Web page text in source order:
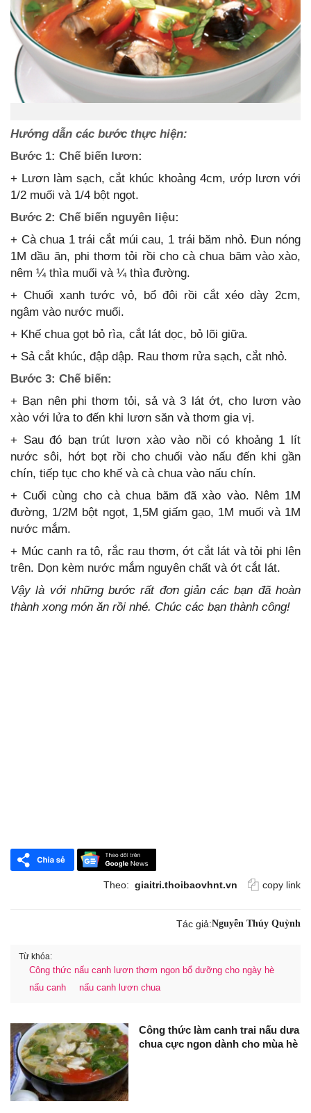
Hướng dẫn các bước thực hiện:
Bước 1: Chế biến lươn:
+ Lươn làm sạch, cắt khúc khoảng 4cm, ướp lươn với
1/2 muối và 1/4 bột ngọt.
Bước 2: Chế biến nguyên liệu:
+ Cà chua 1 trái cắt múi cau, 1 trái băm nhỏ. Đun nóng
1M dầu ăn, phi thơm tỏi rồi cho cà chua băm vào xào,
nêm ¼ thìa muối và ¼ thìa đường.
+ Chuối xanh tước vỏ, bổ đôi rồi cắt xéo dày 2cm,
ngâm vào nước muối.
+ Khế chua gọt bỏ rìa, cắt lát dọc, bỏ lõi giữa.
+ Sả cắt khúc, đập dập. Rau thơm rửa sạch, cắt nhỏ.
Bước 3: Chế biến:
+ Bạn nên phi thơm tỏi, sả và 3 lát ớt, cho lươn vào
xào với lửa to đến khi lươn săn và thơm gia vị.
+ Sau đó bạn trút lươn xào vào nồi có khoảng 1 lít
nước sôi, hớt bọt rồi cho chuối vào nấu đến khi gần
chín, tiếp tục cho khế và cà chua vào nấu chín.
+ Cuối cùng cho cà chua băm đã xào vào. Nêm 1M
đường, 1/2M bột ngọt, 1,5M giấm gạo, 1M muối và 1M
nước mắm.
+ Múc canh ra tô, rắc rau thơm, ớt cắt lát và tỏi phi lên
trên. Dọn kèm nước mắm nguyên chất và ớt cắt lát.
Vậy là với những bước rất đơn giản các bạn đã hoàn
thành xong món ăn rồi nhé. Chúc các bạn thành công!
Theo: giaitri.thoibaovhnt.vn copy link
Tác giả:Nguyễn Thúy Quỳnh
Từ khóa:
Công thức nấu canh lươn thơm ngon bổ dưỡng cho ngày hè
nấu canh
nấu canh lươn chua
Công thức làm canh trai nấu dưa
chua cực ngon dành cho mùa hè